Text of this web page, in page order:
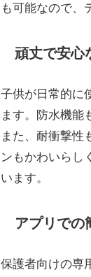
も可能なので、
頑丈で安心
子供が日常的に
ます。防水機能
また、耐衝撃性
ンもかわいらし
います。
アプリでの
保護者向けの専